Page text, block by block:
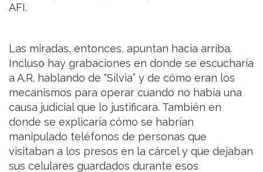
AFI.
Las miradas, entonces, apuntan hacia arriba.
Incluso hay grabaciones en donde se escucharía
a A.R. hablando de “Silvia” y de cómo eran los
mecanismos para operar cuando no había una
causa judicial que lo justificara. También en
donde se explicaría cómo se habrían
manipulado teléfonos de personas que
visitaban a los presos en la cárcel y que dejaban
sus celulares guardados durante esos